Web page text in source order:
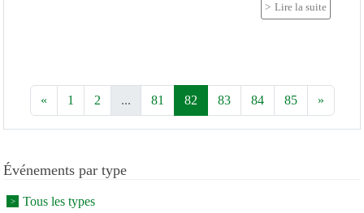
Lire la suite
« 1 2 ... 81 82 83 84 85 »
Événements par type
Tous les types